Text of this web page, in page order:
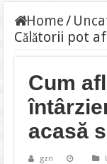
Home/
Călătorii pot
Cum
acasă
gzn